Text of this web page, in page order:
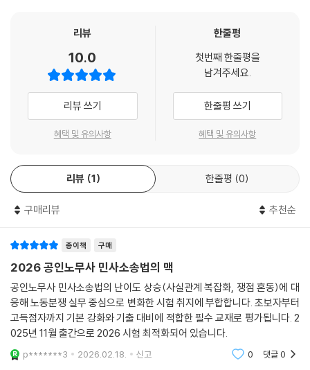
으로 유력했던 확인의 이익이 출제되었습니다. 모두 사례형으로 주요쟁점
차구성하여 작성하면 되는 문제였습니다.
③저자는 본 [2026 대비 공인노무사 민사소송법의 맥]을 개정하면서, 20
11년도부터 2025년도까지의 15개년 공인노무사 민사소송법 기출문제를
전부 분석하였습니다. 그에 따라 다음과 같은 출제 경향성을 확인할 수 있
ⅰ) 2010년대 전반의 주관식 문제는 사실상 단문형 문제가 전부였고, 사례
형이라고 할 수 있는 문제들도 사실상 해당 “쟁점”에 대한 이해를 제대로
하고 있는지 묻는 사례의 탈을 쓴 단문형 문제들이었습니다. ⅱ) 2010년대
쟁점 추출과 사안의 포섭에서 답안지의 점수가 갈리는 형태가 되었습니다.
ⅲ) 2020년대에 들어와서는 본격적으로 사례형 문제에 무게가 실리고 있
면서 시험의 난이도가 상승하였고, 노동분쟁에 관한 업무를 담당하여야 하
는 “전문가이자 실무가”인 공인노무사를 선별하고자 하는 시험 제도의 취
지에 부합하게 변화하였습니다.앞으로 공인노무사 민사소송법 시험문제
를 대비하기 위해서는, 개념에 대한 정확한 이해를 바탕으로 사실관계를
문장 단위로 분설하여 쟁점을 추출하고, 그 쟁점을 유기적으로 연결할 수
리뷰
10.0
리뷰 쓰기
혜택 및 유의사항
한줄평
첫번째 한줄평을
남겨주세요.
한줄평 쓰기
혜택 및 유의사항
리뷰 1 한줄평 0
구매리뷰 추천순
종이책 구매
2026 공인노무사 민사소송법의 맥
공인노무사 민사소송법의 난이도 상승(사실관계 복잡화, 쟁점 혼동)에 대
응해 노동분쟁 실무 중심으로 변화한 시험 취지에 부합합니다. 초보자부터
고득점자까지 기본 강화와 기출 대비에 적합한 필수 교재로 평가됩니다. 2
025년 11월 출간으로 2026 시험 최적화되어 있습니다.
p*******3 2026.02.18. 신고 0 댓글0